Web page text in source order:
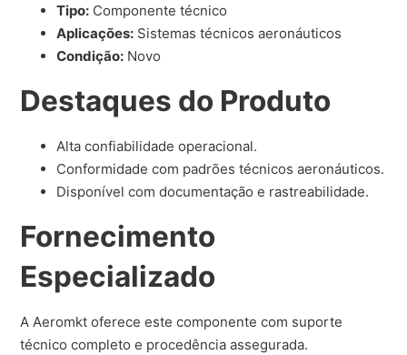
Tipo: Componente técnico
Aplicações: Sistemas técnicos aeronáuticos
Condição: Novo
Destaques do Produto
Alta confiabilidade operacional.
Conformidade com padrões técnicos aeronáuticos.
Disponível com documentação e rastreabilidade.
Fornecimento
Especializado
A Aeromkt oferece este componente com suporte
técnico completo e procedência assegurada.